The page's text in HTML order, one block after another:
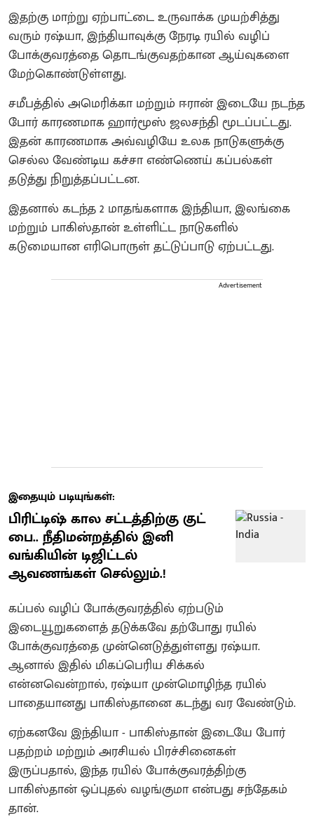
இதற்கு மாற்று ஏற்பாட்டை உருவாக்க முயற்சித்து
வரும் ரஷ்யா, இந்தியாவுக்கு நேரடி ரயில் வழிப்
போக்குவரத்தை தொடங்குவதற்கான ஆய்வுகளை
மேற்கொண்டுள்ளது.
சமீபத்தில் அமெரிக்கா மற்றும் ஈரான் இடையே நடந்த
போர் காரணமாக ஹார்மூஸ் ஜலசந்தி மூடப்பட்டது.
இதன் காரணமாக அவ்வழியே உலக நாடுகளுக்கு
செல்ல வேண்டிய கச்சா எண்ணெய் கப்பல்கள்
தடுத்து நிறுத்தப்பட்டன.
இதனால் கடந்த 2 மாதங்களாக இந்தியா, இலங்கை
மற்றும் பாகிஸ்தான் உள்ளிட்ட நாடுகளில்
கடுமையான எரிபொருள் தட்டுப்பாடு ஏற்பட்டது.
Advertisement
இதையும் படியுங்கள்:
பிரிட்டிஷ் கால சட்டத்திற்கு குட்
பை.. நீதிமன்றத்தில் இனி
வங்கியின் டிஜிட்டல்
ஆவணங்கள் செல்லும்.!
கப்பல் வழிப் போக்குவரத்தில் ஏற்படும்
இடையூறுகளைத் தடுக்கவே தற்போது ரயில்
போக்குவரத்தை முன்னெடுத்துள்ளது ரஷ்யா.
ஆனால் இதில் மிகப்பெரிய சிக்கல்
என்னவென்றால், ரஷ்யா முன்மொழிந்த ரயில்
பாதையானது பாகிஸ்தானை கடந்து வர வேண்டும்.
ஏற்கனவே இந்தியா - பாகிஸ்தான் இடையே போர்
பதற்றம் மற்றும் அரசியல் பிரச்சினைகள்
இருப்பதால், இந்த ரயில் போக்குவரத்திற்கு
பாகிஸ்தான் ஒப்புதல் வழங்குமா என்பது சந்தேகம்
தான்.